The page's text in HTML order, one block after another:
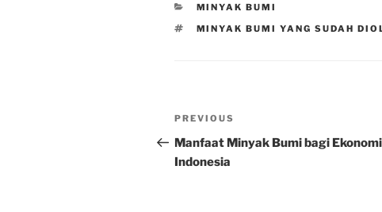
CATEGORIES
MINYAK BUMI
TAGS
MINYAK BUMI YANG SUDAH
Post
navigation
Previous
Post
PREVIOUS
Manfaat Minyak Bumi bagi Ekonomi
Indonesia